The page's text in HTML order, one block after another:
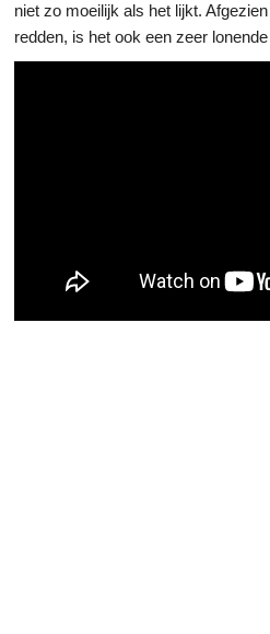
niet zo moeilijk als het lijkt.
redden, is het ook een zeer